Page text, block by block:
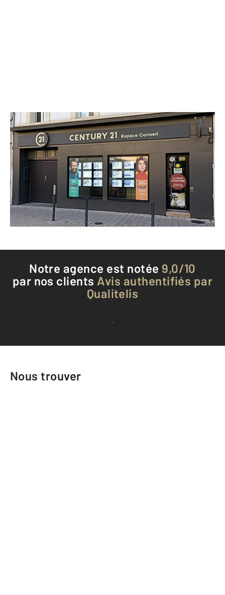
CENTURY 21 Espace Conseil
250 avenue de Laon
REIMS - 51100
Envoyer un message
Téléphoner à l'agence
Notre agence est notée 9,0/10
par nos clients Avis authentifiés par
Qualitelis
Voir tous les avis clients
Nous trouver